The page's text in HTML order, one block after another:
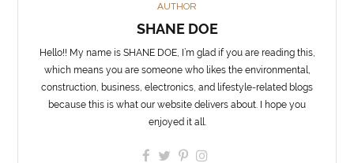
AUTHOR
SHANE DOE
Hello!! My name is SHANE DOE, I’m glad if you are reading this,
which means you are someone who likes the environmental,
construction, business, electronics, and lifestyle-related blogs
because this is what our website delivers about. I hope you
enjoyed it all.